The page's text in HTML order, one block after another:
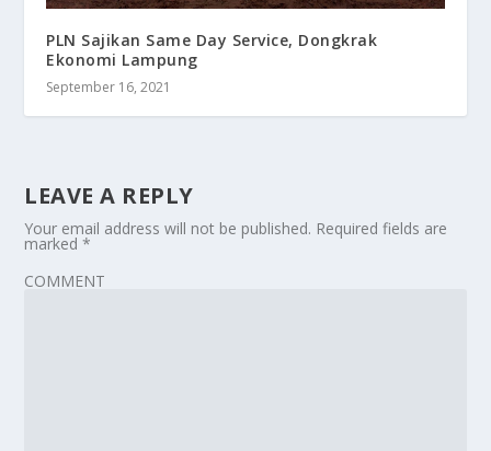
PLN Sajikan Same Day Service, Dongkrak
Ekonomi Lampung
September 16, 2021
LEAVE A REPLY
Your email address will not be published. Required fields are
marked*
COMMENT